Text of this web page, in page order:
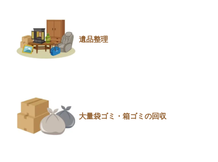
遺品整理
大量袋ゴミ・箱ゴミの回収